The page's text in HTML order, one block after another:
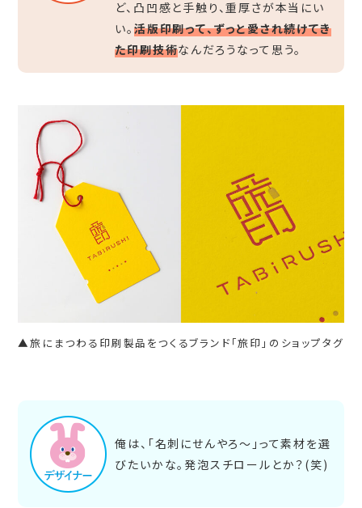
ど、凸凹感と手触り、重厚さが本当にい
い。活版印刷って、ずっと愛され続けてき
た印刷技術なんだろうなって思う。
▲旅にまつわる印刷製品をつくるブランド「旅印」のショップタグ
俺は、「名刺にせんやろ～」って素材を選
びたいかな。発泡スチロールとか？(笑)